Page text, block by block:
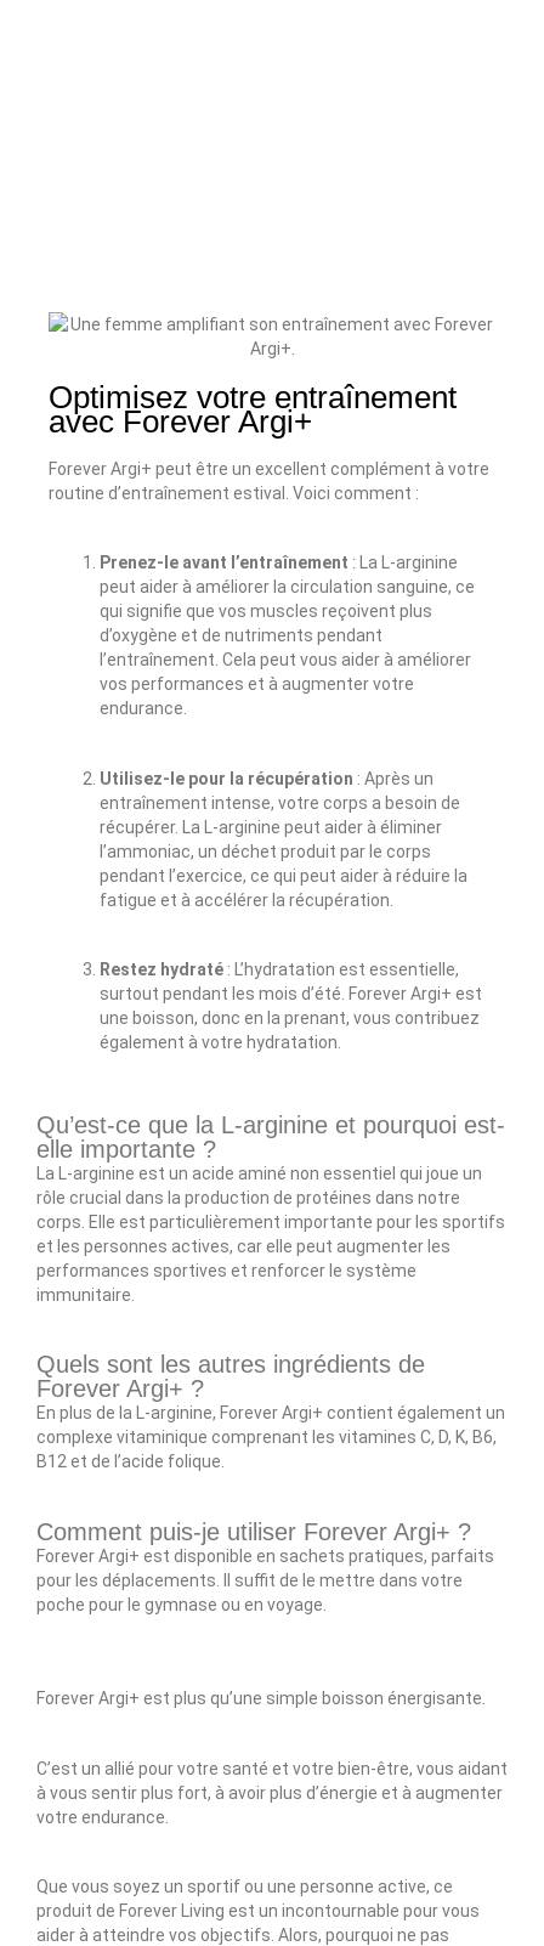
Optimisez votre entraînement
avec Forever Argi+
Forever Argi+ peut être un excellent complément à votre
routine d’entraînement estival. Voici comment :
Prenez-le avant l’entraînement : La L-arginine
peut aider à améliorer la circulation sanguine, ce
qui signifie que vos muscles reçoivent plus
d’oxygène et de nutriments pendant
l’entraînement. Cela peut vous aider à améliorer
vos performances et à augmenter votre
endurance.
Utilisez-le pour la récupération : Après un
entraînement intense, votre corps a besoin de
récupérer. La L-arginine peut aider à éliminer
l’ammoniac, un déchet produit par le corps
pendant l’exercice, ce qui peut aider à réduire la
fatigue et à accélérer la récupération.
Restez hydraté : L’hydratation est essentielle,
surtout pendant les mois d’été. Forever Argi+ est
une boisson, donc en la prenant, vous contribuez
également à votre hydratation.
Qu’est-ce que la L-arginine et pourquoi est-
elle importante ?
La L-arginine est un acide aminé non essentiel qui joue un
rôle crucial dans la production de protéines dans notre
corps. Elle est particulièrement importante pour les sportifs
et les personnes actives, car elle peut augmenter les
performances sportives et renforcer le système
immunitaire.
Quels sont les autres ingrédients de
Forever Argi+ ?
En plus de la L-arginine, Forever Argi+ contient également un
complexe vitaminique comprenant les vitamines C, D, K, B6,
B12 et de l’acide folique.
Comment puis-je utiliser Forever Argi+ ?
Forever Argi+ est disponible en sachets pratiques, parfaits
pour les déplacements. Il suffit de le mettre dans votre
poche pour le gymnase ou en voyage.
Forever Argi+ est plus qu’une simple boisson énergisante.
C’est un allié pour votre santé et votre bien-être, vous aidant
à vous sentir plus fort, à avoir plus d’énergie et à augmenter
votre endurance.
Que vous soyez un sportif ou une personne active, ce
produit de Forever Living est un incontournable pour vous
aider à atteindre vos objectifs. Alors, pourquoi ne pas